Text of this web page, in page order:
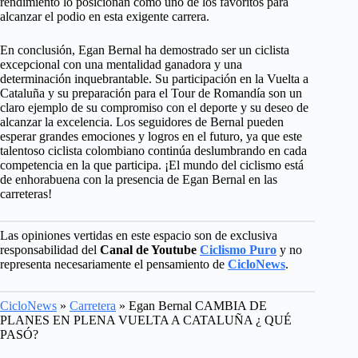
alcanzar el podio en esta exigente carrera.
En conclusión, Egan Bernal ha demostrado ser un ciclista
excepcional con una mentalidad ganadora y una
determinación inquebrantable. Su participación en la Vuelta a
Cataluña y su preparación para el Tour de Romandía son un
claro ejemplo de su compromiso con el deporte y su deseo de
alcanzar la excelencia. Los seguidores de Bernal pueden
esperar grandes emociones y logros en el futuro, ya que este
talentoso ciclista colombiano continúa deslumbrando en cada
competencia en la que participa. ¡El mundo del ciclismo está
de enhorabuena con la presencia de Egan Bernal en las
carreteras!
Las opiniones vertidas en este espacio son de exclusiva
responsabilidad del Canal de Youtube Ciclismo Puro y no
representa necesariamente el pensamiento de CicloNews.
CicloNews » Carretera » Egan Bernal CAMBIA DE
PLANES EN PLENA VUELTA A CATALUÑA ¿ QUÉ
PASÓ?